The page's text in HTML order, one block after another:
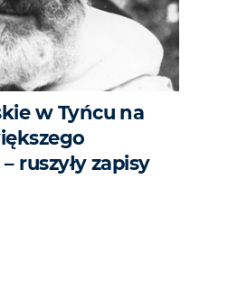
w Tyńcu na
ruszyły zapisy